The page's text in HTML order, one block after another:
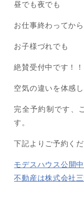
昼でも夜でも
お仕事終わってか
お子様づれでも
絶賛受付中です！！
空気の違いを体感
完全予約制です、
す。
下記よりご予約く
モデスハウス公開
不動産は株式会社